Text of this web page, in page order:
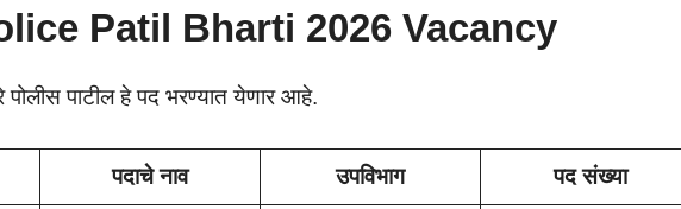
Patil Bharti 2026 Vacancy
पोलीस पाटील हे पद भरण्यात येणार आहे.
पदाचे नाव उपविभाग पद संख्या